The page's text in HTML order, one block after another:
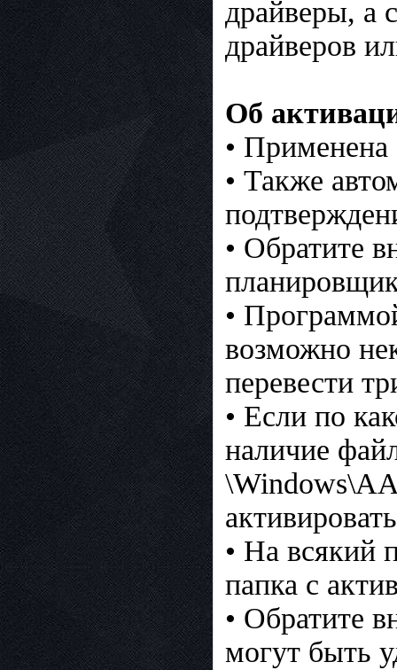
драйверы, а
драйверов
Об
• Применена
• Также
• Обратите
•
возможно
перевести
• Если по
наличие
• На всякий
папка с
• Обратите
могут быть